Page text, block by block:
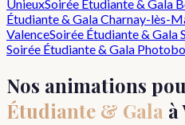
UnieuxSoirée Étudiante & Gala
Étudiante & GalaCharnay-lès-
ValenceSoirée Étudiante & Gala
Soirée Étudiante & Gala
Nos animations
Étudiante & Gala à